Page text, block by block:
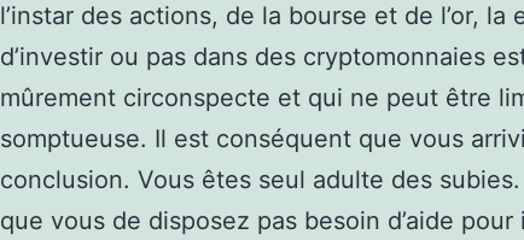
l’instar des actions, de la bourse et de l’or, la
d’investir ou pas dans des cryptomonnaies
mûrement circonspecte et qui ne peut être
somptueuse. Il est conséquent que vous
conclusion. Vous êtes seul adulte des
que vous de disposez pas besoin d’aide